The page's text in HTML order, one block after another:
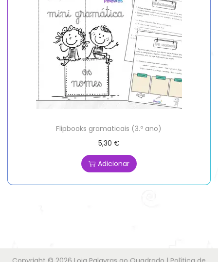
Flipbooks gramaticais (3.º ano)
5,30 €
Adicionar